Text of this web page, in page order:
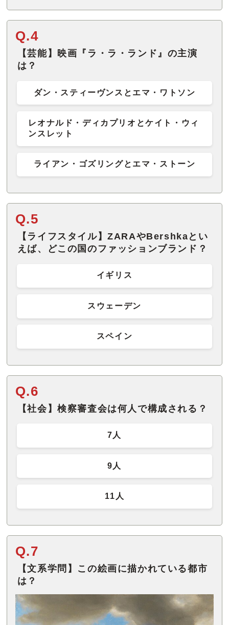
Q.4
【芸能】映画『ラ・ラ・ランド』の主演
は？
ダン・スティーヴンスとエマ・ワトソン
レオナルド・ディカプリオとケイト・ウィ
ンスレット
ライアン・ゴズリングとエマ・ストーン
Q.5
【ライフスタイル】ZARAやBershkaとい
えば、どこの国のファッションブランド？
イギリス
スウェーデン
スペイン
Q.6
【社会】検察審査会は何人で構成される？
7人
9人
11人
Q.7
【文系学問】この絵画に描かれている都市
は？